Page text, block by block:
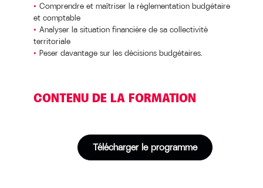
Comprendre et maîtriser la réglementation budgétaire
et comptable
Analyser la situation financière de sa collectivité
territoriale
Peser davantage sur les décisions budgétaires.
CONTENU DE LA FORMATION
Télécharger le programme